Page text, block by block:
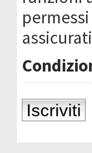
Iscriviti